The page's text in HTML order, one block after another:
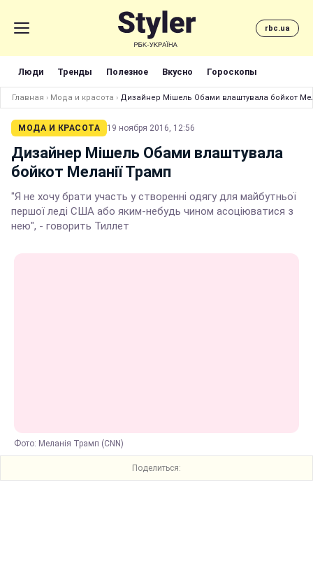
rbc.ua
Люди Тренды Полезное Вкусно Гороскопы
Главная › Мода и красота › Дизайнер Мішель Обами влаштувала бойкот
МОДА И КРАСОТА 19 ноября 2016, 12:56
Дизайнер Мішель Обами влаштувала
бойкот Меланії Трамп
"Я не хочу брати участь у створенні одягу для майбутньої
першої леді США або яким-небудь чином асоціюватися з
нею", - говорить Тиллет
Фото: Меланія Трамп (CNN)
Поделиться: